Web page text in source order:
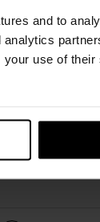
and to
your use of